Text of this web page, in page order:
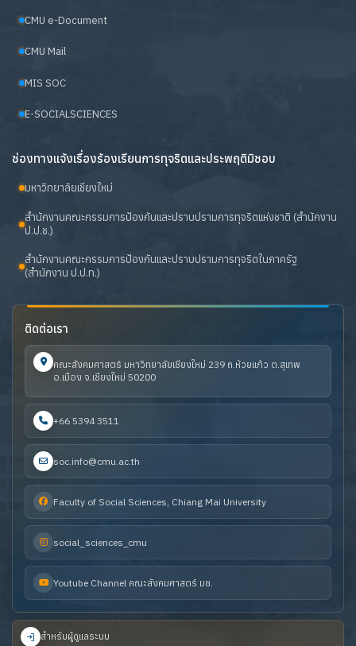
CMU e-Document
CMU Mail
MIS SOC
E-SOCIALSCIENCES
ช่องทางแจ้งเรื่องร้องเรียนการทุจริตและประพฤติมิชอบ
มหาวิทยาลัยเชียงใหม่
สำนักงานคณะกรรมการป้องกันและปราบปรามการทุจริตแห่งชาติ (สำนักงาน
ป.ป.ช.)
สำนักงานคณะกรรมการป้องกันและปราบปรามการทุจริตในภาครัฐ
(สำนักงาน ป.ป.ท.)
ติดต่อเรา
คณะสังคมศาสตร์ มหาวิทยาลัยเชียงใหม่ 239 ถ.ห้วยแก้ว ต.สุเทพ
อ.เมือง จ.เชียงใหม่ 50200
+66 5394 3511
soc.info@cmu.ac.th
Faculty of Social Sciences, Chiang Mai University
social_sciences_cmu
Youtube Channel คณะสังคมศาสตร์ มช.
สำหรับผู้ดูแลระบบ